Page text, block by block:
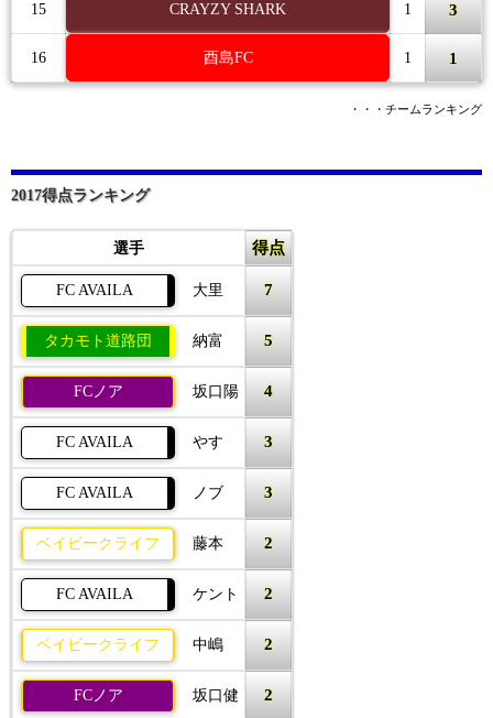
15 CRAYZY SHARK 1 3
16 酉島FC 1 1
・・・チームランキング
2017得点ランキング
選手 得点
FC AVAILA 大里 7
タカモト道路団 納富 5
FCノア 坂口陽 4
FC AVAILA やす 3
FC AVAILA ノブ 3
ベイビークライフ 藤本 2
FC AVAILA ケント 2
ベイビークライフ 中嶋 2
FCノア 坂口健 2